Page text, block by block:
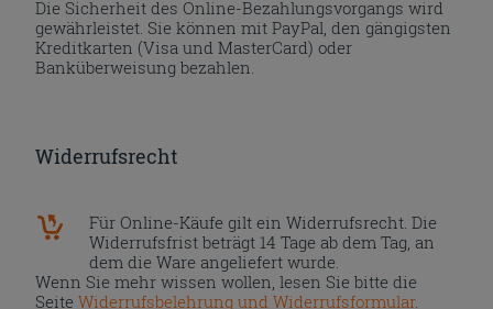
Die Sicherheit des Online-Bezahlungsvorgangs wird
gewährleistet. Sie können mit PayPal, den gängigsten
Kreditkarten (Visa und MasterCard) oder
Banküberweisung bezahlen.
Widerrufsrecht
Für Online-Käufe gilt ein Widerrufsrecht. Die
Widerrufsfrist beträgt 14 Tage ab dem Tag, an
dem die Ware angeliefert wurde.
Wenn Sie mehr wissen wollen, lesen Sie bitte die
SeiteWiderrufsbelehrung und Widerrufsformular.